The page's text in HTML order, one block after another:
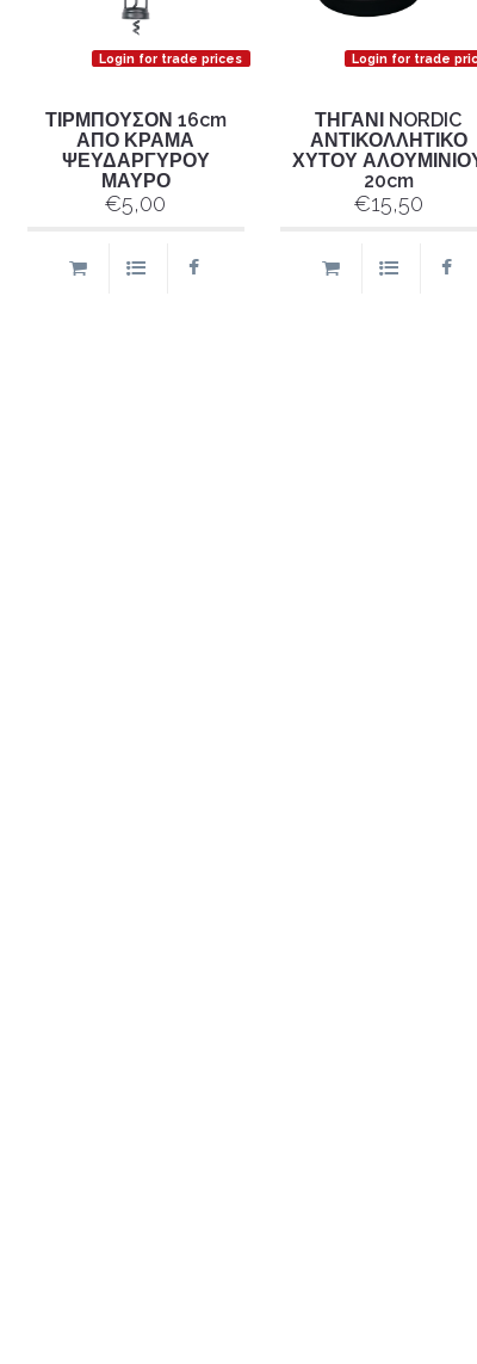
Login for trade prices
ΤΙΡΜΠΟΥΣΟΝ 16cm
ΑΠΟ ΚΡΑΜΑ
ΨΕΥΔΑΡΓΥΡΟΥ
ΜΑΥΡΟ
€5,00
Login for trade
ΤΗΓΑΝΙ NORDIC
ΑΝΤΙΚΟΛΛΗΤΙΚΟ
ΧΥΤΟΥ
20cm
€15,50